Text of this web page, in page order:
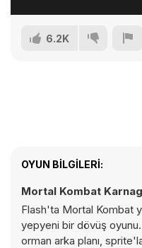
6.2K
OYUN BILGILERI:
Mortal Kombat
Flash'ta Mortal Kombat
yepyeni bir dövüş
orman arka planı,